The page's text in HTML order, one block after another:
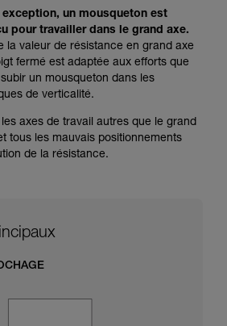
ce complément
techniques nécessite une
un entraînement spécifique. Validez
votre capacité à refaire
seul, en toute sécurité, avant
en autonomie.
des exemples de techniques
activité. Il peut en exister d’autres
décrivons pas ici.
exception, un mousqueton est
pour travailler dans le grand axe.
la valeur de résistance en grand axe
fermé est adaptée aux efforts que
un mousqueton dans les
de verticalité.
les axes de travail autres que le grand
tous les mauvais positionnements
de la résistance.